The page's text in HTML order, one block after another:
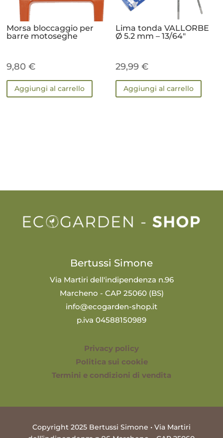
Morsa bloccaggio per
barre motoseghe
9,80€
Aggiungi al carrello
Lima tonda VALLORBE
Ø 5.2 mm – 13/64″
29,99€
Aggiungi al carrello
Bertussi Simone
Via Martiri dell'indipendenza n.96
Marcheno - CAP 25060 (BS)
info@ecogarden-shop.it
p.iva 04588150989
Privacy policy
Politica sui cookie
Termini e condizioni di vendita
Copyright 2025 Bertussi Simone • Via Martiri